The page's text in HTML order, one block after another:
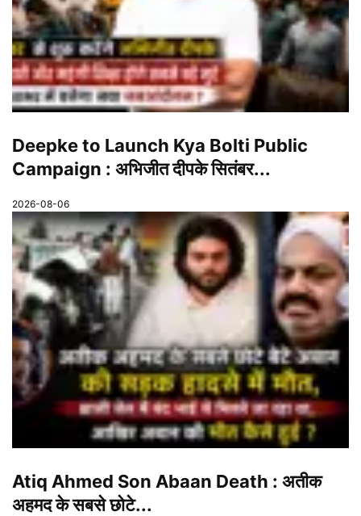
Deepke to Launch Kya Bolti Public
Campaign : अभिजीत दीपके सितंबर...
2026-08-06
Atiq Ahmed Son Abaan Death : अतीक
अहमद के सबसे छोटे...